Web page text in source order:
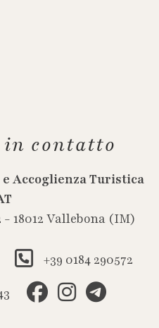
contatto
Accoglienza Turistica
18012 Vallebona (IM)
+39 0184 290572